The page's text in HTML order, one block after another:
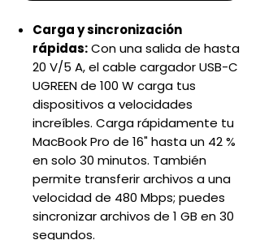
Carga y sincronización
rápidas:Con una salida de hasta
20 V/5 A, el cable cargador USB-C
UGREEN de 100 W carga tus
dispositivos a velocidades
increíbles. Carga rápidamente tu
MacBook Pro de 16" hasta un 42 %
en solo 30 minutos. También
permite transferir archivos a una
velocidad de 480 Mbps; puedes
sincronizar archivos de 1 GB en 30
segundos.